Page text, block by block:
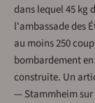
dans lequel 45 kg
l'ambassade des
au moins 250
bombardement
construite. Un
— Stammheim